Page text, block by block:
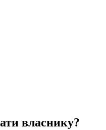
власнику?